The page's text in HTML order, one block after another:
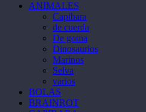
ANIMALES
Capibara
de cuerda
De goma
Dinosaurios
Marinos
Selva
varios
BOLAS
BRAINROT